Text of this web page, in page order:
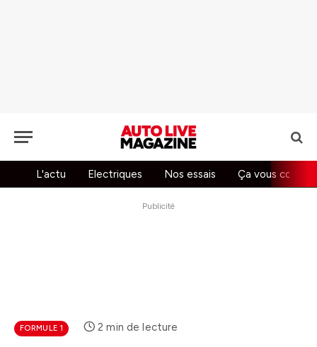
L'actu Electriques Nos essais Ça vous
Publicité
FORMULE 1 2 min de lecture